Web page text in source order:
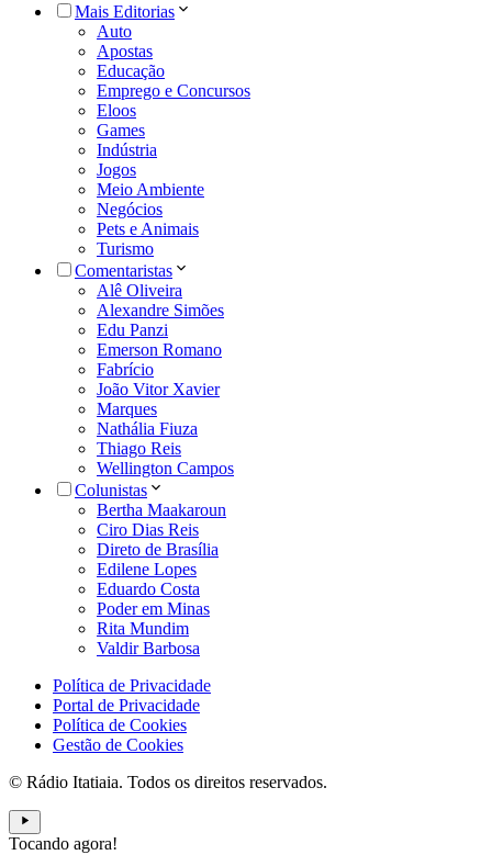
Mais Editorias
Auto
Apostas
Educação
Emprego e Concursos
Eloos
Games
Indústria
Jogos
Meio Ambiente
Negócios
Pets e Animais
Turismo
Comentaristas
Alê Oliveira
Alexandre Simões
Edu Panzi
Emerson Romano
Fabrício
João Vitor Xavier
Marques
Nathália Fiuza
Thiago Reis
Wellington Campos
Colunistas
Bertha Maakaroun
Ciro Dias Reis
Direto de Brasília
Edilene Lopes
Eduardo Costa
Poder em Minas
Rita Mundim
Valdir Barbosa
Política de Privacidade
Portal de Privacidade
Política de Cookies
Gestão de Cookies
© Rádio Itatiaia. Todos os direitos reservados.
Tocando agora!